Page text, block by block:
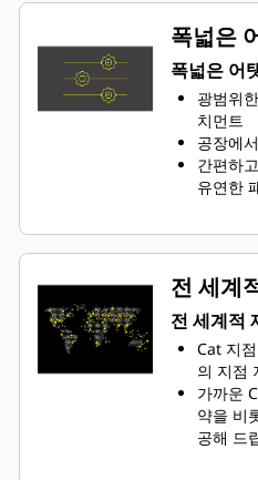
절, 공기
등 모든
폭넓은
폭넓은 어
광범위
치먼트
공장에
간편하
유연한
전 세계
전 세계적
Cat 지
의 지점
가까운
약을 비
공해 드